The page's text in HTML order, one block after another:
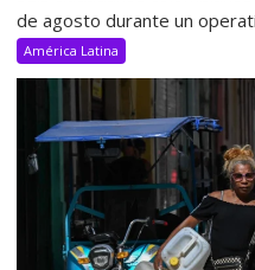
de agosto durante un
América Latina